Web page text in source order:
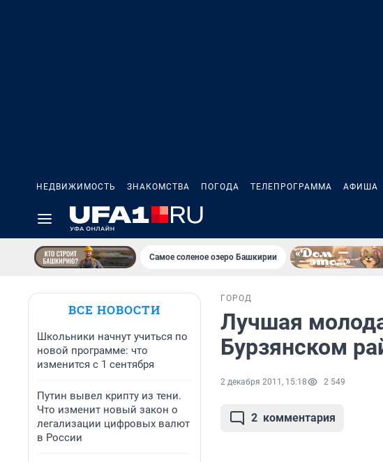
НЕДВИЖИМОСТЬ ЗНАКОМСТВА ПОГОДА ТЕЛЕПРОГРАММА АФИША
Самое соленое озеро Башкирии
ВСЕ НОВОСТИ
Школьники начнут учиться по
новой программе: что
изменится с 1 сентября
Путин вывел крипту из тени.
Что изменит новый закон о
легализации цифровых валют
в России
ГОРОД
Лучшая
Бурзянском
2 декабря 2011, 15:18 2 549
2 комментария